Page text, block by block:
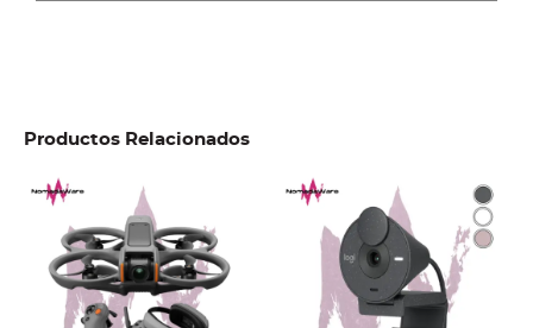
Productos Relacionados